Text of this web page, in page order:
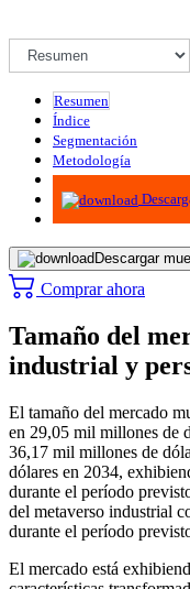
Resumen
Índice
Segmentación
Metodología
Infografías
Descargar
Comprar ahora
Tamaño del
industrial y
El tamaño del mercado
en 29,05 mil millones de
36,17 mil millones de
dólares en 2034,
durante el período
del metaverso industrial
durante el período
El mercado está